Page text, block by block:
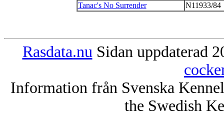
Tanac's No Surrender
N11933/84
Rasdata.nu Sidan uppdaterad
Information från Svenska
the Swedish